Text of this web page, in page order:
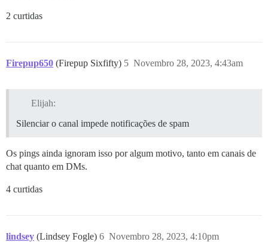
2 curtidas
Firepup650 (Firepup Sixfifty) Novembro 28, 2023, 4:43am
5
Elijah:
Silenciar o canal impede notificações de spam
Os pings ainda ignoram isso por algum motivo, tanto em canais de
chat quanto em DMs.
4 curtidas
lindsey (Lindsey Fogle) Novembro 28, 2023, 4:10pm
6